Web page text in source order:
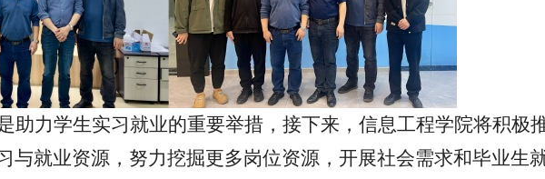
助力学生实习就业的重要举措，接下来，信息工程学院将积极
与就业资源，努力挖掘更多岗位资源，开展社会需求和毕业生